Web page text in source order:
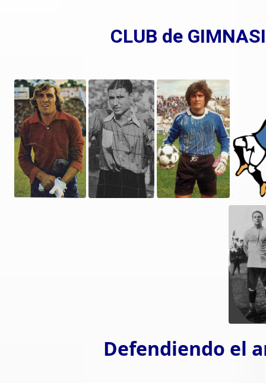
CLUB de
Defendiendo el